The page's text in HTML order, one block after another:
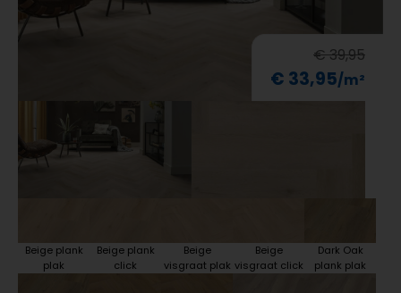
€ 39,95
€ 33,95
Beige plank
plak
Beige plank
click
Beige
visgraat plak
Beige
visgraat click
Dark Oak
plank plak